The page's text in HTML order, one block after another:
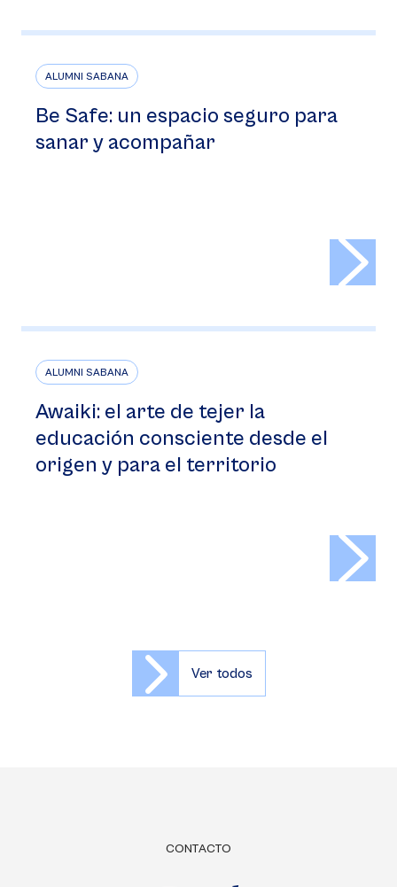
ALUMNI SABANA
Be Safe: un espacio seguro para
sanar y acompañar
ALUMNI SABANA
Awaiki: el arte de tejer la
educación consciente desde el
origen y para el territorio
Ver todos
CONTACTO